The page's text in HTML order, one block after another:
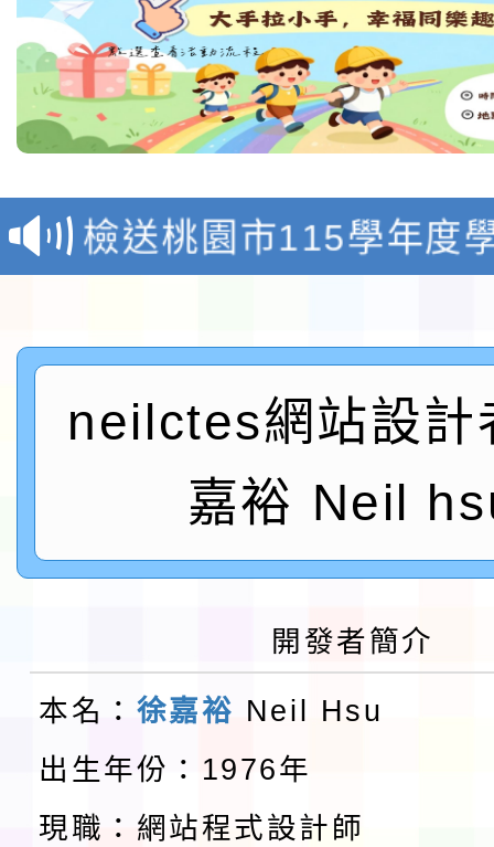
淨零綠領人才培育課程
檢送桃園市115學年度
及師生本土語及新住民
實施要點各1份
115年食農教育專業人
程
函轉國家通訊傳播委員
鎮韌性（防空）演習－
速演練執行計畫」
「115年金融知識線上
本校115學年度第1學
檢送「桃園市115學年
本市「115學年度學生
程安排一案
「桃園市補助參觀特色
展演活動實施計畫」
請一案
社團法人中華民國畫廊
026 ART TAIPEI臺北
淨零綠領人才培育課程
neilctes網站設計
嘉裕 Neil
開發者簡介
本名： 徐嘉裕 Neil Hsu
出生年份：1976年
現職：網站程式設計師